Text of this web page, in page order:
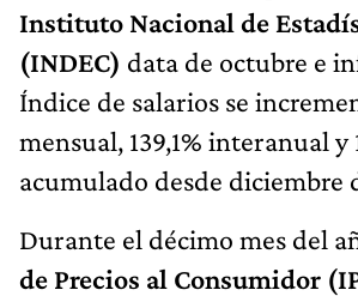
Instituto Nacional de
(INDEC) data de octubre e
Índice de salarios se
mensual, 139,1% interanual y
acumulado desde diciembre
Durante el décimo mes del
de Precios al Consumidor